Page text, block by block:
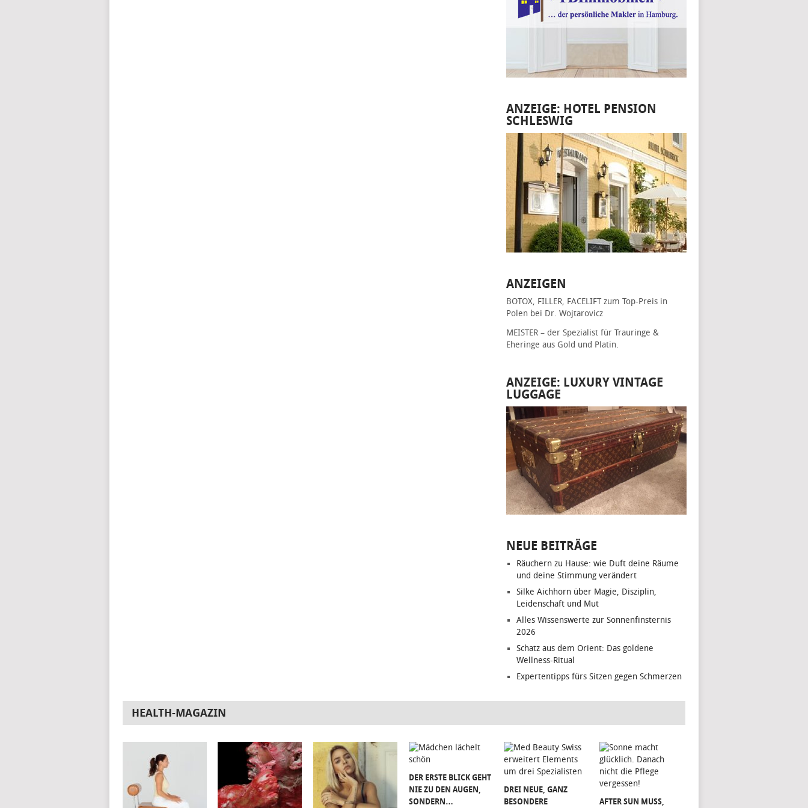
ANZEIGE: HOTEL PENSION
SCHLESWIG
ANZEIGEN
BOTOX, FILLER, FACELIFT zum Top-Preis in
Polen bei Dr. Wojtarovicz
MEISTER – der Spezialist für Trauringe &
Eheringe aus Gold und Platin.
ANZEIGE: LUXURY VINTAGE
LUGGAGE
NEUE BEITRÄGE
Räuchern zu Hause: wie Duft deine Räume
und deine Stimmung verändert
Silke Aichhorn über Magie, Disziplin,
Leidenschaft und Mut
Alles Wissenswerte zur Sonnenfinsternis
2026
Schatz aus dem Orient: Das goldene
Wellness-Ritual
Expertentipps fürs Sitzen gegen Schmerzen
HEALTH-MAGAZIN
DER ERSTE BLICK GEHT
NIE ZU DEN AUGEN,
SONDERN…
DREI NEUE, GANZ
BESONDERE
AFTER SUN MUSS,